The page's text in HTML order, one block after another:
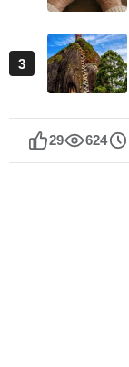
3
29 624